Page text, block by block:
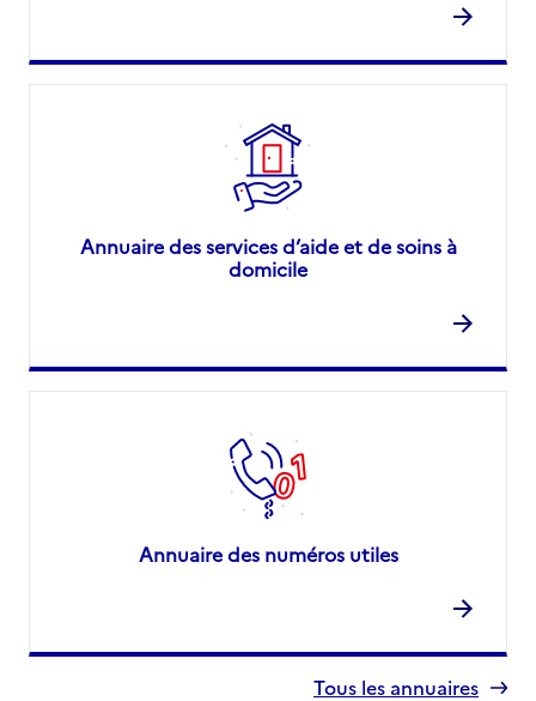
Annuaire des services d’aide et de soins à
domicile
Annuaire des numéros utiles
Tous les annuaires